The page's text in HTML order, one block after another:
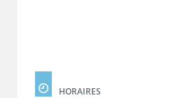
HORAIRES